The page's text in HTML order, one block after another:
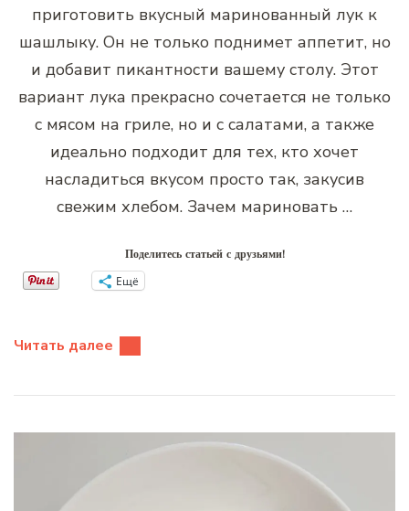
приготовить вкусный маринованный лук к
шашлыку. Он не только поднимет аппетит, но
и добавит пикантности вашему столу. Этот
вариант лука прекрасно сочетается не только
с мясом на гриле, но и с салатами, а также
идеально подходит для тех, кто хочет
насладиться вкусом просто так, закусив
свежим хлебом. Зачем мариновать …
Поделитесь статьей с друзьями!
Ещё
Читать далее